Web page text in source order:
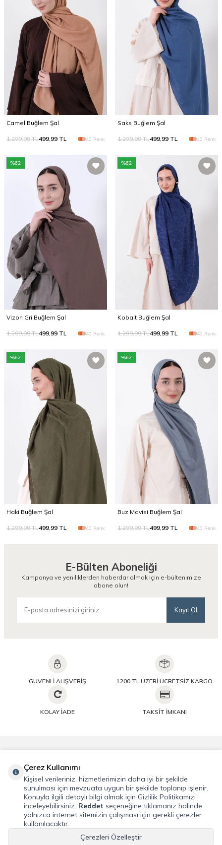
Camel Buğlem Şal
1.299,99TL499,99 TL 40 Renk
Saks Buğlem Şal
1.299,99TL499,99 TL 40 Renk
%62
Vizon Gri Buğlem Şal
1.299,99TL499,99 TL 40 Renk
%62
Kobalt Buğlem Şal
1.299,99TL499,99 TL 40 Renk
%62
Haki Buğlem Şal
1.299,99TL499,99 TL 40 Renk
%62
Buz Mavisi Buğlem Şal
1.299,99TL499,99 TL 40 Renk
E-Bülten Aboneliği
Kampanya ve yeniliklerden haberdar olmak için e-bültenimize
abone olun!
Kayıt Ol
GÜVENLİ ALIŞVERİŞ 1200 TL ÜZERİ ÜCRETSİZ KARGO
KOLAY İADE TAKSİT İMKANI
Hızlı Erişim
Çerez Kullanımı
Kişisel verileriniz, hizmetlerimizin daha iyi bir şekilde
sunulması için mevzuata uygun bir şekilde toplanıp işlenir.
Konuyla ilgili detaylı bilgi almak için Gizlilik Politikamızı
inceleyebilirsiniz. Reddet seçeneğine tıklamanız halinde
yalnızca internet sitemizin çalışması için gerekli çerezler
kullanılacaktır.
Çerezleri Özelleştir